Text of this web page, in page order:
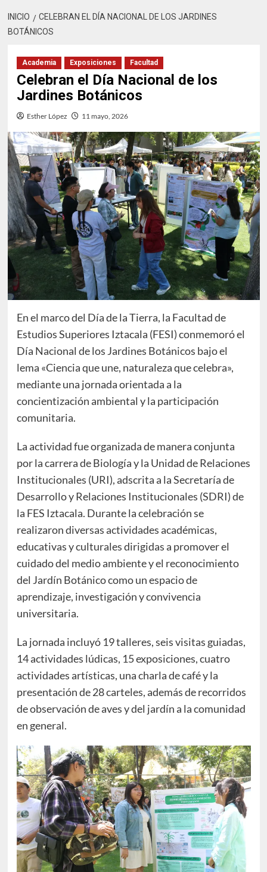
INICIO
CELEBRAN EL DÍA NACIONAL DE LOS JARDINES
BOTÁNICOS
Academia Exposiciones Facultad
Celebran el Día Nacional de los
Jardines Botánicos
Esther López 11 mayo, 2026
En el marco del Día de la Tierra, la Facultad de
Estudios Superiores Iztacala (FESI) conmemoró el
Día Nacional de los Jardines Botánicos bajo el
lema «Ciencia que une, naturaleza que celebra»,
mediante una jornada orientada a la
concientización ambiental y la participación
comunitaria.
La actividad fue organizada de manera conjunta
por la carrera de Biología y la Unidad de Relaciones
Institucionales (URI), adscrita a la Secretaría de
Desarrollo y Relaciones Institucionales (SDRI) de
la FES Iztacala. Durante la celebración se
realizaron diversas actividades académicas,
educativas y culturales dirigidas a promover el
cuidado del medio ambiente y el reconocimiento
del Jardín Botánico como un espacio de
aprendizaje, investigación y convivencia
universitaria.
La jornada incluyó 19 talleres, seis visitas guiadas,
14 actividades lúdicas, 15 exposiciones, cuatro
actividades artísticas, una charla de café y la
presentación de 28 carteles, además de recorridos
de observación de aves y del jardín a la comunidad
en general.